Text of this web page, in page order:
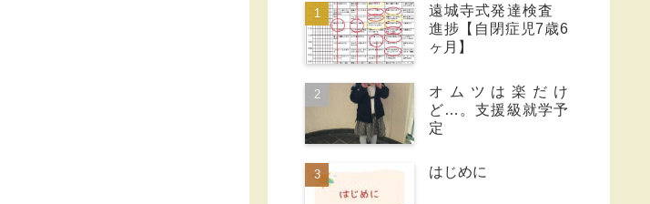
遠城寺式発達検査
進捗【自閉症児7歳6
ヶ月】
オムツは楽だけ
ど…。支援級就学予
定
はじめに